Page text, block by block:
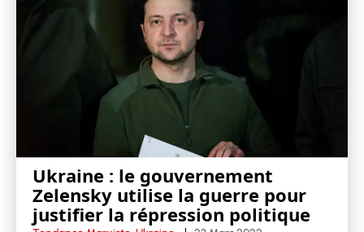
Ukraine : le gouvernement
Zelensky utilise la guerre pour
justifier la répression politique